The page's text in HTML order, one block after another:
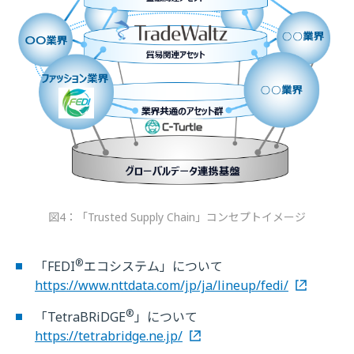
図4：「Trusted Supply Chain」コンセプトイメージ
「FEDI®エコシステム」について
https://www.nttdata.com/jp/ja/lineup/fedi/
「TetraBRiDGE® 」について
https://tetrabridge.ne.jp/